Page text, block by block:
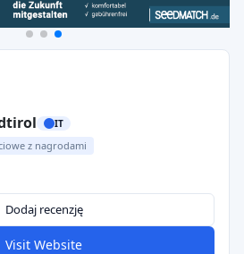
IT
z nagrodami
Dodaj recenzję
Visit Website